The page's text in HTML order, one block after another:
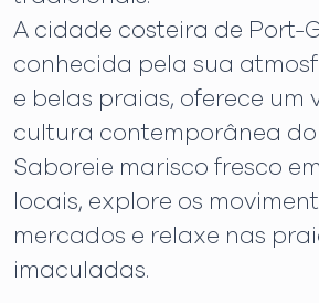
A cidade costeira de Port-
conhecida pela sua
e belas praias, oferece um
cultura contemporânea do
Saboreie marisco fresco
locais, explore os
mercados e relaxe nas
imaculadas.